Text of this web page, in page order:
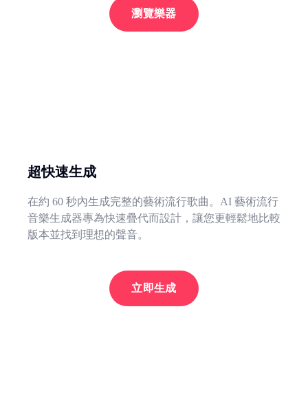
瀏覽樂器
超快速生成
在約 60 秒內生成完整的藝術流行歌曲。AI 藝術流行
音樂生成器專為快速疊代而設計，讓您更輕鬆地比較
版本並找到理想的聲音。
立即生成